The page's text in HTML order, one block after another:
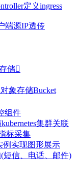
定义ingress
端源IP透传
储
象存储Bucket
组件
集群关联
标采集
例实现图形展示
短信、电话、邮件)